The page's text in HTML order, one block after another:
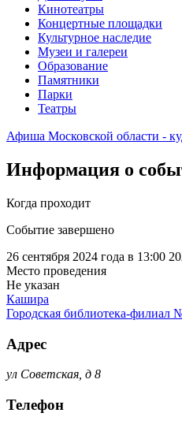
Кинотеатры
Концертные площадки
Культурное наследие
Музеи и галереи
Образование
Памятники
Парки
Театры
Афиша Московской области -
Информация о
Когда проходит
Событие завершено
26 сентября 2024 года в 13:00
Место проведения
Не указан
Кашира
Городская библиотека-
Адрес
ул Советская, д 8
Телефон